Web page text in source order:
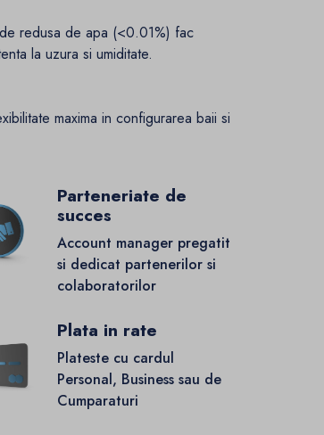
redusa de apa (<0.01%) fac
la uzura si umiditate.
maxima in configurarea baii si
Parteneriate de
succes
Account manager pregatit
si dedicat partenerilor si
colaboratorilor
Plata in rate
Plateste cu cardul
Personal, Business sau de
Cumparaturi